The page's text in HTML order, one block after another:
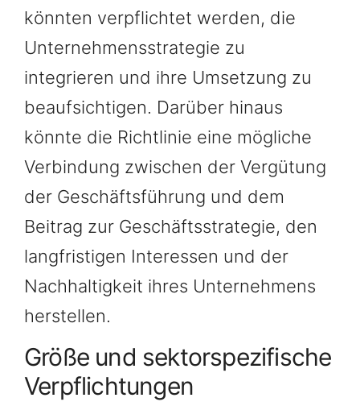
könnten verpflichtet werden, die
Unternehmensstrategie zu
integrieren und ihre Umsetzung zu
beaufsichtigen. Darüber hinaus
könnte die Richtlinie eine mögliche
Verbindung zwischen der Vergütung
der Geschäftsführung und dem
Beitrag zur Geschäftsstrategie, den
langfristigen Interessen und der
Nachhaltigkeit ihres Unternehmens
herstellen.
Größe und sektorspezifische
Verpflichtungen